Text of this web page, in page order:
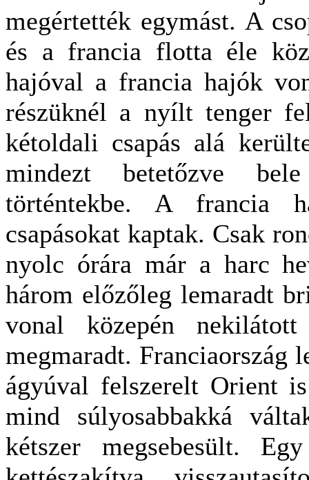
megértették egymást. A
és a francia flotta éle
hajóval a francia hajók
részüknél a nyílt tenger
kétoldali csapás alá
mindezt betetőzve
történtekbe. A francia
csapásokat kaptak. Csak
nyolc órára már a harc
három előzőleg lemaradt
vonal közepén
megmaradt. Franciaország
ágyúval felszerelt Orient
mind súlyosabbakká
kétszer megsebesült.